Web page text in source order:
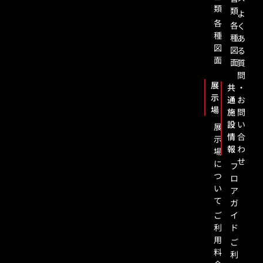
類
各
種
図
面
展
示
場
展
示
場
に
つ
い
て
ご
利
用
料
類
各
種
図
面
共
通
施
設
情
報
フ
ロ
ア
ガ
イ
ド
ご
利
よ
く
あ
る
質
問
・
お
問
い
合
わ
せ